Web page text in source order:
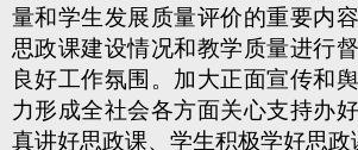
量和学生发展质量评价的重要内
思政课建设情况和教学质量进行
良好工作氛围。加大正面宣传和
力形成全社会各方面关心支持办
真讲好思政课、学生积极学好思政